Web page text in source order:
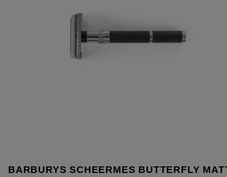
BARBURYS SCHEERMES BUTTERFLY